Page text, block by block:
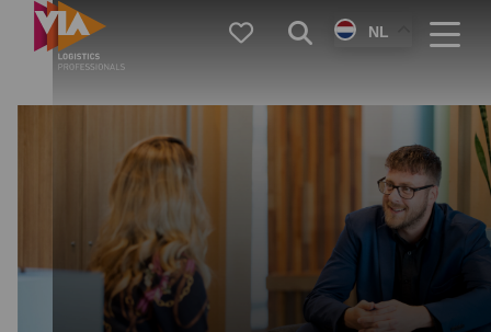
VIA
Logistics
FavorietenZoekenNL